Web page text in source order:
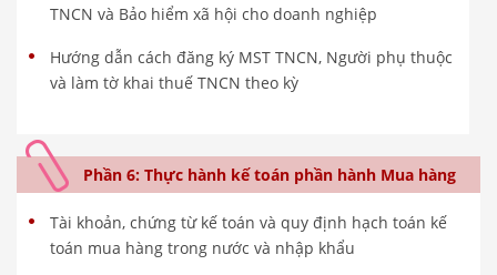
TNCN và Bảo hiểm xã hội cho doanh nghiệp
Hướng dẫn cách đăng ký MST TNCN, Người phụ thuộc
và làm tờ khai thuế TNCN theo kỳ
Phần 6: Thực hành kế toán phần hành Mua hàng
Tài khoản, chứng từ kế toán và quy định hạch toán kế
toán mua hàng trong nước và nhập khẩu